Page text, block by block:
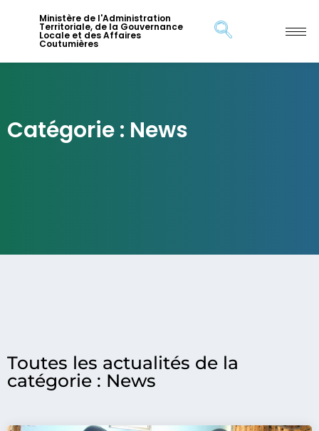
Ministère de l'Administration
Territoriale, de la Gouvernance
Locale et des Affaires
Coutumières
Catégorie : News
Toutes les actualités de la
catégorie : News